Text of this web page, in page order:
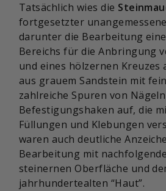
Tatsächlich wies die
fortgesetzter
darunter die Bearbeitung
Bereichs für die Anbringung
und eines hölzernen Kreuzes
aus grauem Sandstein mit
zahlreiche Spuren von
Befestigungshaken auf, die
Füllungen und Klebungen
waren auch deutliche
Bearbeitung mit
steinernen Oberfläche und
jahrhundertealten “Haut”.